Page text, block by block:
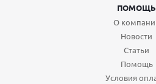
ПОМОЩЬ
О
Новости
Статьи
Помощь
Условия